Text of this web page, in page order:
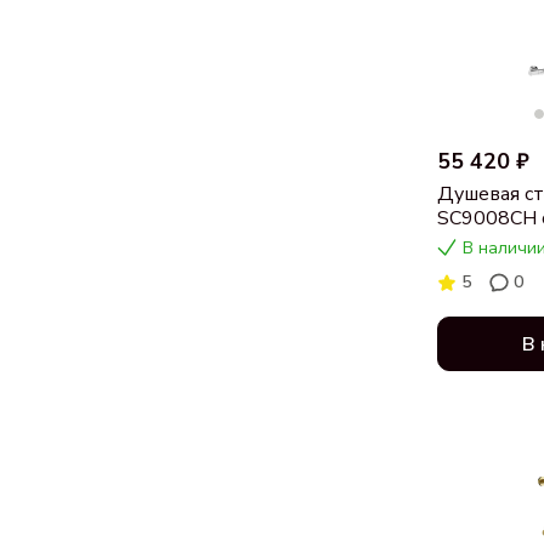
55 420 ₽
Душевая
SC9008CH
хром
В
5
0
В